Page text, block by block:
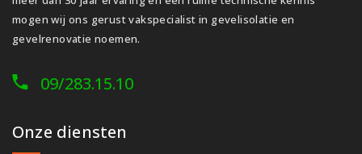
mogen wij ons gerust vakspecialist in gevelisolatie en
gevelrenovatie noemen.
09/283.15.10
Onze diensten